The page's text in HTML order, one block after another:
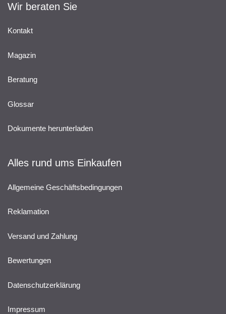
Wir beraten Sie
Kontakt
Magazin
Beratung
Glossar
Dokumente herunterladen
Alles rund ums Einkaufen
Allgemeine Geschäftsbedingungen
Reklamation
Versand und Zahlung
Bewertungen
Datenschutzerklärung
Impressum